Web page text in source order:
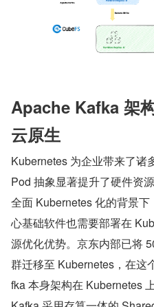
Apache Kafka 架
云原生
Kubernetes 为企业带来了诸
Pod 抽象显著提升了硬件资
全面 Kubernetes 化的背景
心基础软件也需要部署在
源优化优势。京东内部已将
群迁移至 Kubernetes，在这
fka 本身架构在 Kubernetes